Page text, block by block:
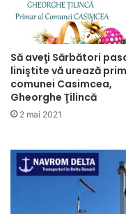
Să aveţi Sărbători
liniştite vă urează
comunei Casimcea,
Gheorghe Ţilincă
2 mai 2021